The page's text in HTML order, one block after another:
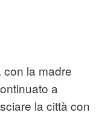
con la madre
a
la città con